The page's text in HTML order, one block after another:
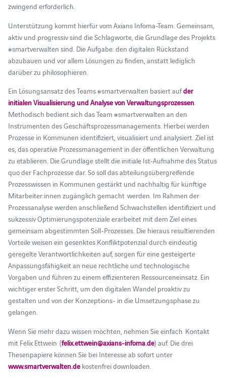
zwingend erforderlich.
Unterstützung kommt hierfür vom Axians Infoma-Team. Gemeinsam,
aktiv und progressiv sind die Schlagworte, die Grundlage des Projekts
#smartverwalten sind. Die Aufgabe: den digitalen Rückstand
abzubauen und vor allem Lösungen zu finden, anstatt lediglich
darüber zu philosophieren.
Ein Lösungsansatz des Teams #smartverwalten basiert aufder
initialen Visualisierung und Analyse von Verwaltungsprozessen.
Methodisch bedient sich das Team #smartverwalten an den
Instrumenten des Geschäftsprozessmanagements. Hierbei werden
Prozesse in Kommunen identifiziert, visualisiert und analysiert. Ziel ist
es, das operative Prozessmanagement in der öffentlichen Verwaltung
zu etablieren. Die Grundlage stellt die initiale Ist-Aufnahme des Status
quo der Fachprozesse dar. So soll das abteilungsübergreifende
Prozesswissen in Kommunen gestärkt und nachhaltig für künftige
Mitarbeiter:innen zugänglich gemacht werden. Im Rahmen der
Prozessanalyse werden anschließend Schwachstellen identifiziert und
sukzessiv Optimierungspotenziale erarbeitet mit dem Ziel eines
gemeinsam abgestimmten Soll-Prozesses. Die hieraus resultierenden
Vorteile weisen ein gesenktes Konfliktpotenzial durch eindeutig
geregelte Verantwortlichkeiten auf, sorgen für eine gesteigerte
Anpassungsfähigkeit an neue rechtliche und technologische
Vorgaben und führen zu einem effizienteren Ressourceneinsatz. Ein
wichtiger erster Schritt, um den digitalen Wandel proaktiv zu
gestalten und von der Konzeptions- in die Umsetzungsphase zu
gelangen.
Wenn Sie mehr dazu wissen möchten, nehmen Sie einfach Kontakt
mit Felix Ettwein (felix.ettwein@axians-infoma.de) auf. Die drei
Thesenpapiere können Sie bei Interesse ab sofort unter
www.smartverwalten.dekostenfrei downloaden.